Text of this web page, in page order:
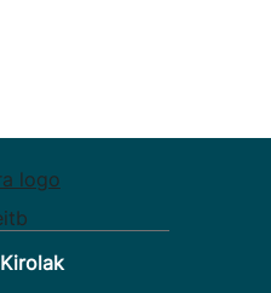
Kirolak